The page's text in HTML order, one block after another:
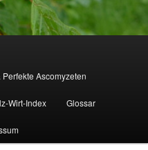
Ascomyzeten
Wirt-Index Glossar